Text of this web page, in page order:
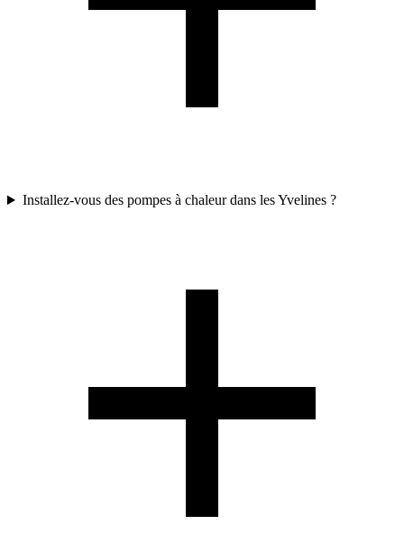
Installez-vous des pompes à chaleur dans les Yvelines ?